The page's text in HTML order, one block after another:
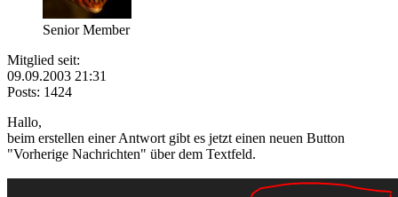
Senior Member
Mitglied seit:
09.09.2003 21:31
Posts: 1424
Hallo,
beim erstellen einer Antwort gibt es jetzt einen neuen Button
"Vorherige Nachrichten" über dem Textfeld.